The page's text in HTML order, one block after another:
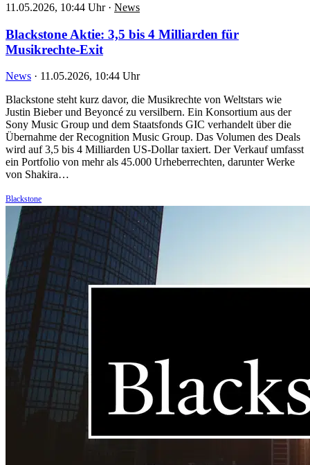
11.05.2026, 10:44 Uhr · News
Blackstone Aktie: 3,5 bis 4 Milliarden für
Musikrechte-Exit
News · 11.05.2026, 10:44 Uhr
Blackstone steht kurz davor, die Musikrechte von Weltstars wie
Justin Bieber und Beyoncé zu versilbern. Ein Konsortium aus der
Sony Music Group und dem Staatsfonds GIC verhandelt über die
Übernahme der Recognition Music Group. Das Volumen des Deals
wird auf 3,5 bis 4 Milliarden US-Dollar taxiert. Der Verkauf umfasst
ein Portfolio von mehr als 45.000 Urheberrechten, darunter Werke
von Shakira…
Blackstone